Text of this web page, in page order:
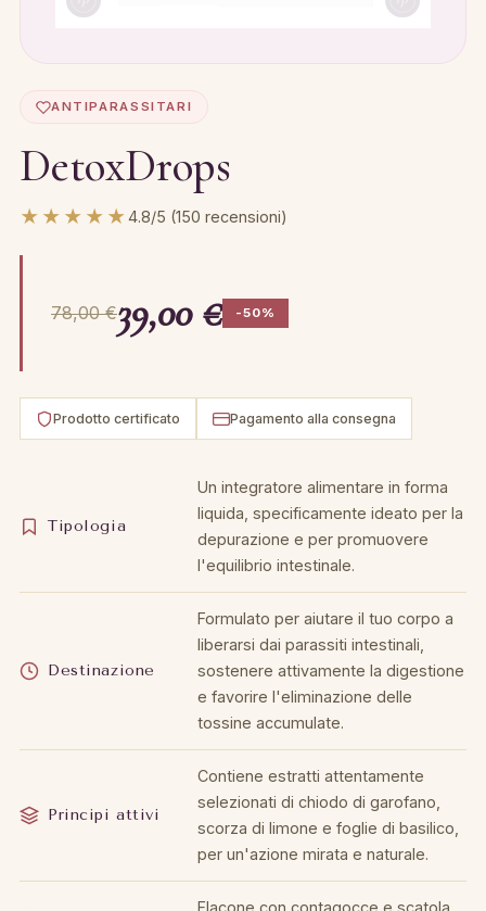
ANTIPARASSITARI
DetoxDrops
★★★★★4.8/5 (150 recensioni)
78,00 €39,00 € -50%
Prodotto certificato Pagamento alla consegna
Tipologia
Un integratore alimentare in forma
liquida, specificamente ideato per la
depurazione e per promuovere
l'equilibrio intestinale.
Destinazione
Formulato per aiutare il tuo corpo a
liberarsi dai parassiti intestinali,
sostenere attivamente la digestione
e favorire l'eliminazione delle
tossine accumulate.
Principi attivi
Contiene estratti attentamente
selezionati di chiodo di garofano,
scorza di limone e foglie di basilico,
per un'azione mirata e naturale.
Flacone con contagocce e scatola